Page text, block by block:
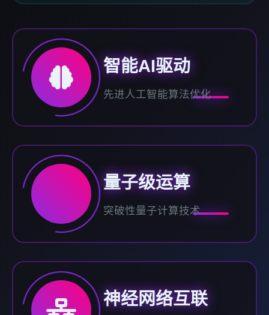
智能AI驱动
先进人工智能算法优化
量子级运算
突破性量子计算技术
神经网络互联